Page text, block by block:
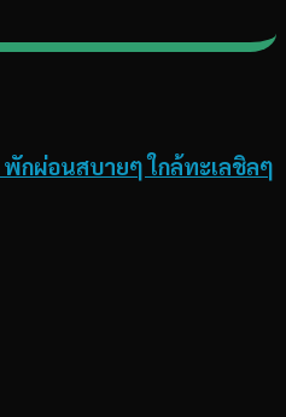
กผ่อนสบายๆ ใกล้ทะเลชิลๆ